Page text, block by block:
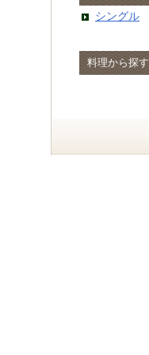
シングル
料理から探す